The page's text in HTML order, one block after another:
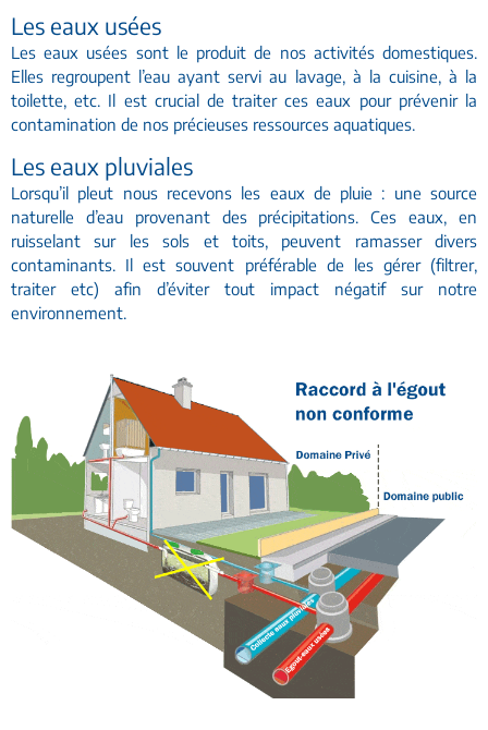
Les eaux usées
Les eaux usées sont le produit de nos activités domestiques.
Elles regroupent l’eau ayant servi au lavage, à la cuisine, à la
toilette, etc. Il est crucial de traiter ces eaux pour prévenir la
contamination de nos précieuses ressources aquatiques.
Les eaux pluviales
Lorsqu’il pleut nous recevons les eaux de pluie : une source
naturelle d’eau provenant des précipitations. Ces eaux, en
ruisselant sur les sols et toits, peuvent ramasser divers
contaminants. Il est souvent préférable de les gérer (filtrer,
traiter etc) afin d’éviter tout impact négatif sur notre
environnement.